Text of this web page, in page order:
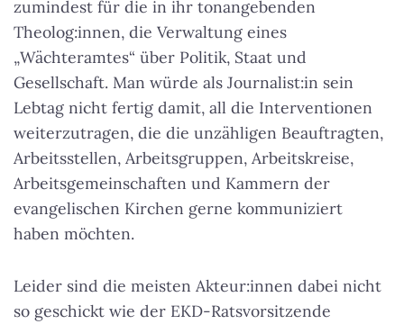
zumindest für die in ihr tonangebenden
Theolog:innen, die Verwaltung eines
„Wächteramtes“ über Politik, Staat und
Gesellschaft. Man würde als Journalist:in sein
Lebtag nicht fertig damit, all die Interventionen
weiterzutragen, die die unzähligen Beauftragten,
Arbeitsstellen, Arbeitsgruppen, Arbeitskreise,
Arbeitsgemeinschaften und Kammern der
evangelischen Kirchen gerne kommuniziert
haben möchten.
Leider sind die meisten Akteur:innen dabei nicht
so geschickt wie der EKD-Ratsvorsitzende